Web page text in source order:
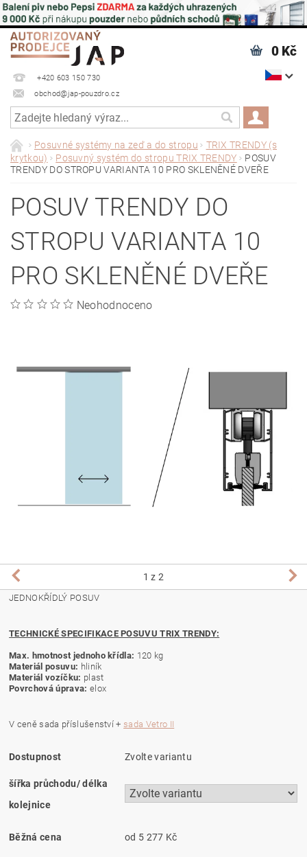
+420 603 150 730
obchod@jap-pouzdro.cz
0 Kč
Posuvné systémy na zeď a do stropu
TRIX TRENDY (s
krytkou)
Posuvný systém do stropu TRIX TRENDY
POSUV
TRENDY DO STROPU VARIANTA 10 PRO SKLENĚNÉ DVEŘE
POSUV TRENDY DO
STROPU VARIANTA 10
PRO SKLENĚNÉ DVEŘE
Neohodnoceno
1 z 2
JEDNOKŘÍDLÝ POSUV
TECHNICKÉ SPECIFIKACE POSUVU TRIX TRENDY:
Max. hmotnost jednoho křídla: 120 kg
Materiál posuvu: hliník
Materiál vozíčku: plast
Povrchová úprava: elox
V ceně sada příslušenství +sada Vetro II
Dostupnost Zvolte variantu
šířka průchodu/ délka
kolejnice
Běžná cena od 5 277 Kč